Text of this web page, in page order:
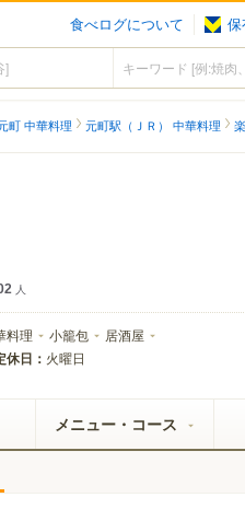
食べログについて 保
町 中華料理 元町駅（ＪＲ） 中華料理
人
料理 小籠包 居酒屋
休日： 火曜日
メニュー・コース